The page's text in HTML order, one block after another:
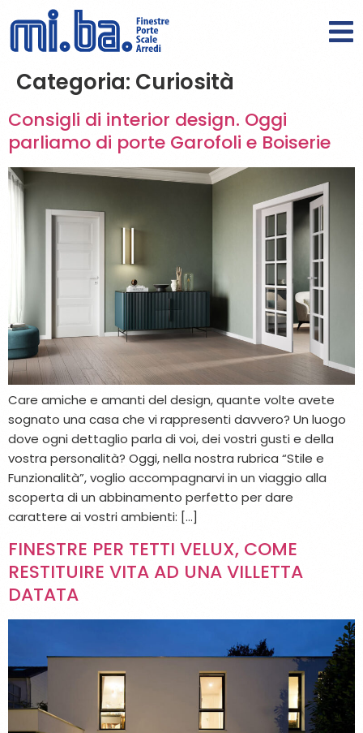
Categoria: Curiosità
Consigli di interior design. Oggi
parliamo di porte Garofoli e Boiserie
Care amiche e amanti del design, quante volte avete
sognato una casa che vi rappresenti davvero? Un luogo
dove ogni dettaglio parla di voi, dei vostri gusti e della
vostra personalità? Oggi, nella nostra rubrica “Stile e
Funzionalità”, voglio accompagnarvi in un viaggio alla
scoperta di un abbinamento perfetto per dare
carattere ai vostri ambienti: […]
FINESTRE PER TETTI VELUX, COME
RESTITUIRE VITA AD UNA VILLETTA
DATATA